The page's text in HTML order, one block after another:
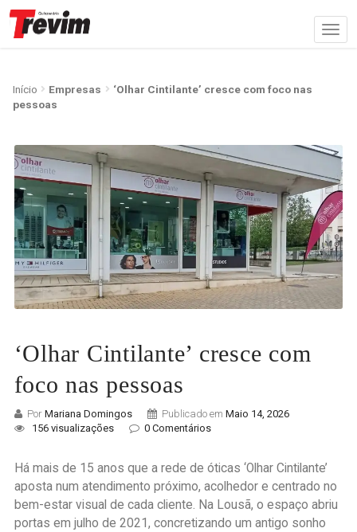
Início Empresas
‘Olhar Cintilante’ cresce com foco nas
pessoas
‘Olhar Cintilante’ cresce com
foco nas pessoas
Por Mariana Domingos Publicado em Maio 14, 2026
156 visualizações
0 Comentários
Há mais de 15 anos que a rede de óticas ‘Olhar Cintilante’
aposta num atendimento próximo, acolhedor e centrado no
bem-estar visual de cada cliente. Na Lousã, o espaço abriu
portas em julho de 2021, concretizando um antigo sonho